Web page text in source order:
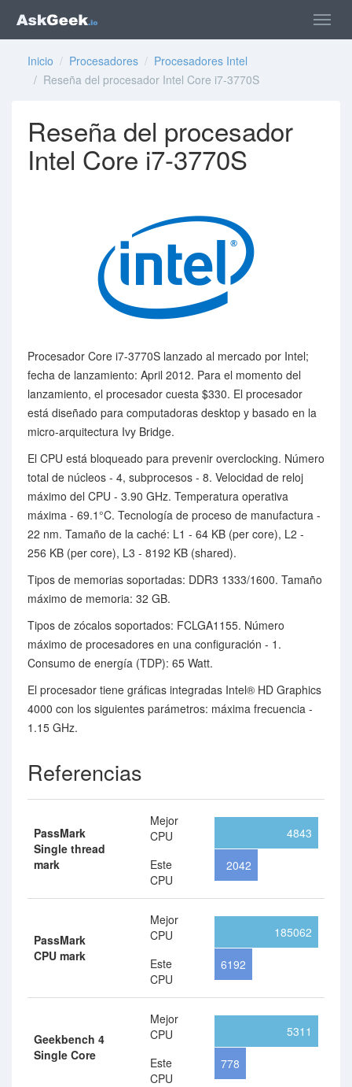
Inicio / Procesadores / Procesadores Intel
/ Reseña del procesador Intel Core i7-3770S
Reseña del procesador
Intel Core i7-3770S
Procesador Core i7-3770S lanzado al mercado por Intel;
fecha de lanzamiento: April 2012. Para el momento del
lanzamiento, el procesador cuesta $330. El procesador
está diseñado para computadoras desktop y basado en la
micro-arquitectura Ivy Bridge.
El CPU está bloqueado para prevenir overclocking. Número
total de núcleos - 4, subprocesos - 8. Velocidad de reloj
máximo del CPU - 3.90 GHz. Temperatura operativa
máxima - 69.1°C. Tecnología de proceso de manufactura -
22 nm. Tamaño de la caché: L1 - 64 KB (per core), L2 -
256 KB (per core), L3 - 8192 KB (shared).
Tipos de memorias soportadas: DDR3 1333/1600. Tamaño
máximo de memoria: 32 GB.
Tipos de zócalos soportados: FCLGA1155. Número
máximo de procesadores en una configuración - 1.
Consumo de energía (TDP): 65 Watt.
El procesador tiene gráficas integradas Intel® HD Graphics
4000 con los siguientes parámetros: máxima frecuencia -
1.15 GHz.
Referencias
PassMark
Single thread
mark
Mejor
CPU
Este
CPU
4843
2042
PassMark
CPU mark
Mejor
CPU
Este
CPU
185062
6192
Geekbench 4
Single Core
Mejor
CPU
Este
CPU
5311
778